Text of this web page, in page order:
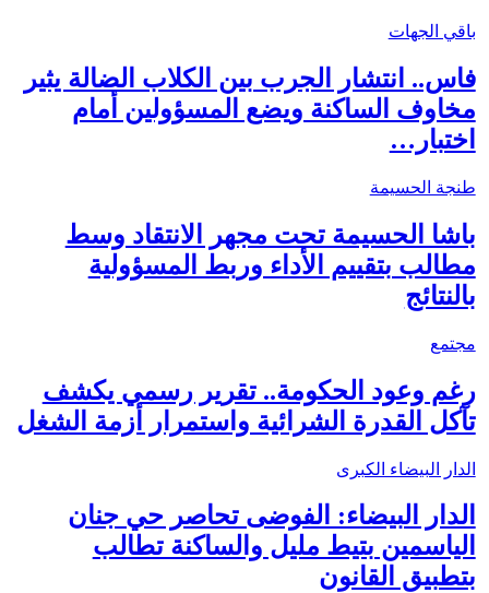
باقي الجهات
فاس.. انتشار الجرب بين الكلاب الضالة يثير
مخاوف الساكنة ويضع المسؤولين أمام
اختبار…
طنجة الحسيمة
باشا الحسيمة تحت مجهر الانتقاد وسط
مطالب بتقييم الأداء وربط المسؤولية
بالنتائج
مجتمع
رغم وعود الحكومة.. تقرير رسمي يكشف
تآكل القدرة الشرائية واستمرار أزمة الشغل
الدار البيضاء الكبرى
الدار البيضاء: الفوضى تحاصر حي جنان
الياسمين بتيط مليل والساكنة تطالب
بتطبيق القانون